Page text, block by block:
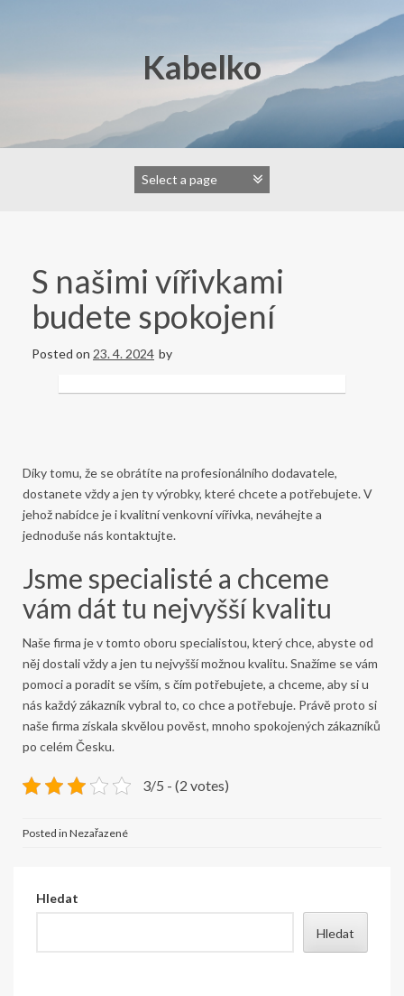
Kabelko
S našimi vířivkami
budete spokojení
Posted on 23. 4. 2024 by
Díky tomu, že se obrátíte na profesionálního dodavatele,
dostanete vždy a jen ty výrobky, které chcete a potřebujete. V
jehož nabídce je i kvalitnívenkovní vířivka, neváhejte a
jednoduše nás kontaktujte.
Jsme specialisté a chceme
vám dát tu nejvyšší kvalitu
Naše firma je v tomto oboru specialistou, který chce, abyste od
něj dostali vždy a jen tu nejvyšší možnou kvalitu. Snažíme se vám
pomoci a poradit se vším, s čím potřebujete, a chceme, aby si u
nás každý zákazník vybral to, co chce a potřebuje. Právě proto si
naše firma získala skvělou pověst, mnoho spokojených zákazníků
po celém Česku.
3/5 - (2 votes)
Posted in Nezařazené
Hledat
Hledat